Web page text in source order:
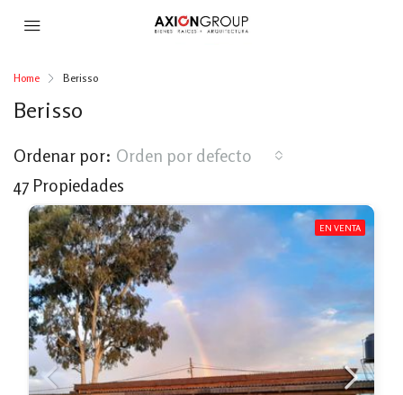
Home Berisso
Berisso
47 Propiedades
Ordenar por: Orden por defecto
EN VENTA